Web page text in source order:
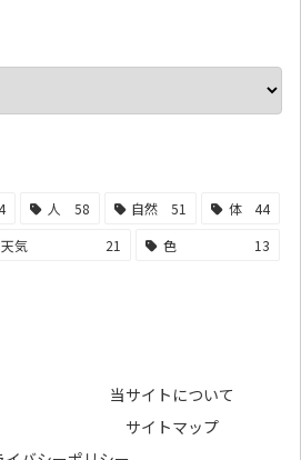
人 58 自然 51 体
44
天気 21 色 13
当サイトについて
サイトマップ